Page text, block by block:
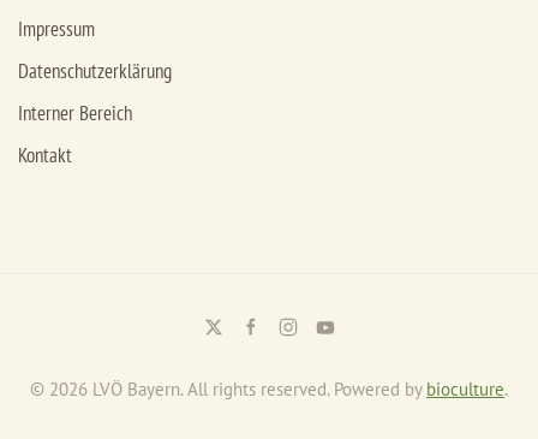
Impressum
Datenschutzerklärung
Interner Bereich
Kontakt
© 2026 LVÖ Bayern. All rights reserved. Powered by bioculture.